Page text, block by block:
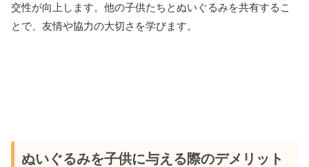
交性が向上します。他の子供たちとぬいぐるみを共有するこ
とで、友情や協力の大切さを学びます。
ぬいぐるみを子供に与える際のデメリット